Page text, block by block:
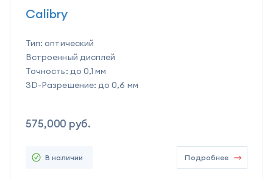
Calibry
Тип: оптический
Встроенный дисплей
Точность: до 0,1 мм
3D-Разрешение: до 0,6 мм
575,000 руб.
В наличии Подробнее